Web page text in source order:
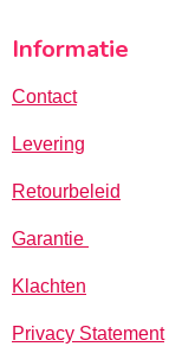
Informatie
Contact
Levering
Retourbeleid
Garantie
Klachten
Privacy Statement